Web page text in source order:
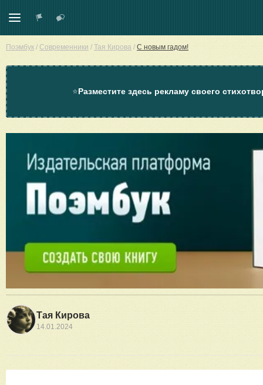
Поэмбук / Современники / Тая Кирова / С новым гадом!
⭐Разместите здесь рекламу своего
Тая Кирова
14.01.2024